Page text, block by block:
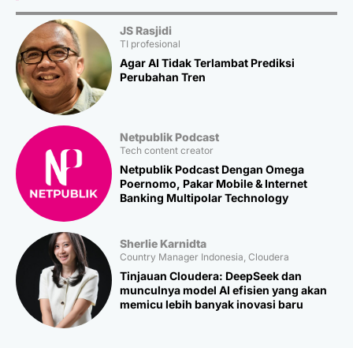
JS Rasjidi
TI profesional
Agar AI Tidak Terlambat Prediksi
Perubahan Tren
Netpublik Podcast
Tech content creator
Netpublik Podcast Dengan Omega
Poernomo, Pakar Mobile & Internet
Banking Multipolar Technology
Sherlie Karnidta
Country Manager Indonesia, Cloudera
Tinjauan Cloudera: DeepSeek dan
munculnya model AI efisien yang akan
memicu lebih banyak inovasi baru